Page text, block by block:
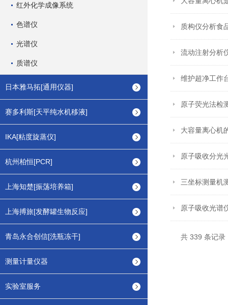
红外化学成像系统
色谱仪
光谱仪
质谱仪
日本雅马拓[通用仪器]
赛多利斯[天平纯水机移液]
IKA[粘度旋蒸仪]
杭州柏恒[PCR]
上海知楚[振荡培养箱]
上海搏旅[发酵罐生物反应]
青岛永合创信[洗瓶冻干]
测量计量仪器
实验室服务
质构仪分析食
流动注射分析
维护超净工作
原子荧光法检
大容量离心机
原子吸收分光
三坐标测量机
原子吸收光谱
共 339 条记